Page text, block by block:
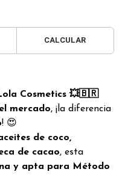
CALCULAR
Cosmetics 💥🇧🇷
mercado, ¡la diferencia
! 😍
de coco,
de cacao, esta
y apta para Método